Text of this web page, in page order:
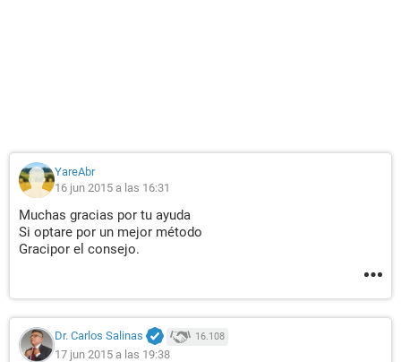
YareAbr
16 jun 2015 a las 16:31
Muchas gracias por tu ayuda
Si optare por un mejor método
Gracipor el consejo.
Dr. Carlos Salinas 16.108
17 jun 2015 a las 19:38